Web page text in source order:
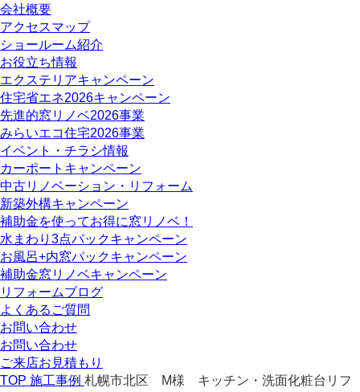
会社概要
アクセスマップ
ショールーム紹介
お役立ち情報
エクステリアキャンペーン
住宅省エネ2026キャンペーン
先進的窓リノベ2026事業
みらいエコ住宅2026事業
イベント・チラシ情報
カーポートキャンペーン
中古リノベーション・リフォーム
新築外構キャンペーン
補助金を使ってお得に窓リノベ！
水まわり3点パックキャンペーン
お風呂+内窓パックキャンペーン
補助金窓リノベキャンペーン
リフォームブログ
よくあるご質問
お問い合わせ
お問い合わせ
ご来店お見積もり
TOP 施工事例 札幌市北区 M様 キッチン・洗面化粧台リフ